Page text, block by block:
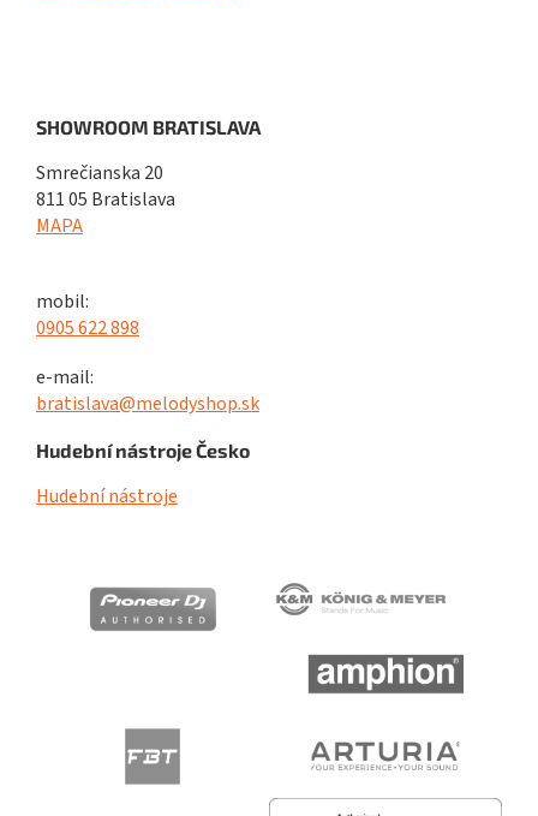
SHOWROOM BRATISLAVA
Smrečianska 20
811 05 Bratislava
MAPA
mobil:
0905 622 898
e-mail:
bratislava@melodyshop.sk
Hudební nástroje Česko
Hudební nástroje